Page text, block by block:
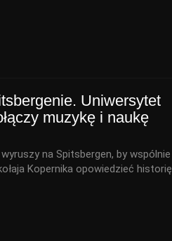
Uniwersytet
muzykę i naukę
na Spitsbergen, by wspólnie
Kopernika opowiedzieć historię